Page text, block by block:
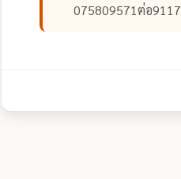
075809571ต่อ9117